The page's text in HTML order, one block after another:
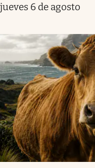
jueves 6 de agosto